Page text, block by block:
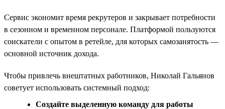
Сервис экономит время рекрутеров и закрывает потребности
в сезонном и временном персонале. Платформой пользуются
соискатели с опытом в ретейле, для которых самозанятость —
основной источник дохода.
Чтобы привлечь внештатных работников, Николай Гальянов
советует использовать системный подход:
Создайте выделенную команду для работы